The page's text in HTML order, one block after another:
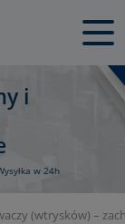
i
w 24h
(wtrysków) –